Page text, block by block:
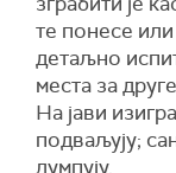
те понесе
детаљно
места за
На јави
подваљују;
лумпују.